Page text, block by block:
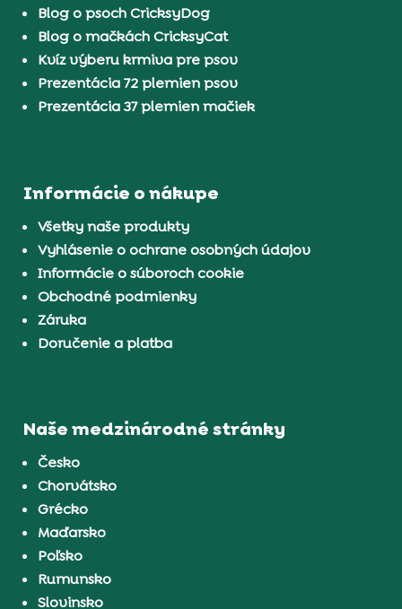
Blog o psoch CricksyDog
Blog o mačkách CricksyCat
Kvíz výberu krmiva pre psov
Prezentácia 72 plemien psov
Prezentácia 37 plemien mačiek
Informácie o nákupe
Všetky naše produkty
Vyhlásenie o ochrane osobných údajov
Informácie o súboroch cookie
Obchodné podmienky
Záruka
Doručenie a platba
Naše medzinárodné stránky
Česko
Chorvátsko
Grécko
Maďarsko
Poľsko
Rumunsko
Slovinsko